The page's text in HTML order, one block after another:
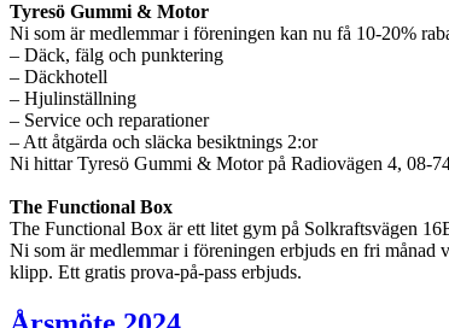
Tyresö Gummi & Motor
Ni som är medlemmar i föreningen kan nu få 10-20%
– Däck, fälg och punktering
– Däckhotell
– Hjulinställning
– Service och reparationer
– Att åtgärda och släcka besiktnings 2:or
Ni hittar Tyresö Gummi & Motor på Radiovägen 4, 08-
The Functional Box
The Functional Box är ett litet gym på Solkraftsvägen
Ni som är medlemmar i föreningen erbjuds en fri månad
klipp. Ett gratis prova-på-pass erbjuds.